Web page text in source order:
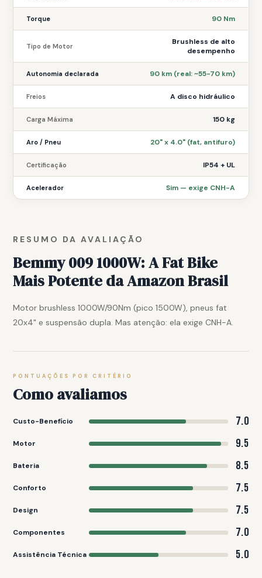
RESUMO DA AVALIAÇÃO
Bemmy 009 1000W: A Fat Bike
Mais Potente da Amazon Brasil
Motor brushless 1000W/90Nm (pico 1500W), pneus fat
20x4" e suspensão dupla. Mas atenção: ela exige CNH-A.
PONTUAÇÕES POR CRITÉRIO
Como avaliamos
Custo-Benefício 7.0
Motor 9.5
Bateria 8.5
Conforto 7.5
Design 7.5
Componentes 7.0
Assistência Técnica 5.0
Torque 90 Nm
Tipo de Motor
Brushless de alto
desempenho
Autonomia declarada 90 km (real: ~55-70 km)
Freios A disco hidráulico
Carga Máxima 150 kg
Aro / Pneu 20" x 4.0" (fat, antifuro)
Certificação IP54 + UL
Acelerador Sim — exige CNH-A